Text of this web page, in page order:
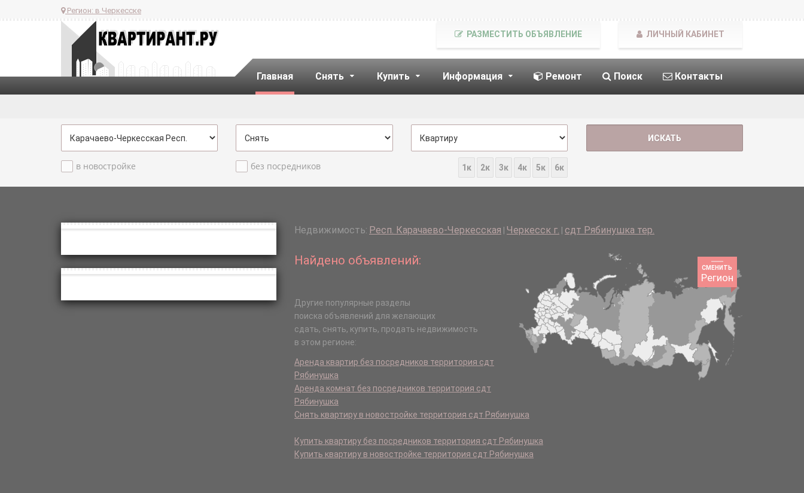
Регион: в Черкесске
Главная Снять Купить Информация Ремонт Поиск Контакты
РАЗМЕСТИТЬ ОБЪЯВЛЕНИЕ ЛИЧНЫЙ КАБИНЕТ
в новостройке без посредников 1к 2к 3к 4к 5к 6к
Недвижимость: Респ. Карачаево-Черкесская Черкесск г. сдт Рябинушка тер.
СМЕНИТЬ
Регион
Найдено объявлений:
Другие популярные разделы
поиска объявлений для желающих
сдать, снять, купить, продать недвижимость
в этом регионе:
Аренда квартир без посредников территория сдт
Рябинушка
Аренда комнат без посредников территория сдт
Рябинушка
Снять квартиру в новостройке территория сдт Рябинушка
Купить квартиру без посредников территория сдт Рябинушка
Купить квартиру в новостройке территория сдт Рябинушка